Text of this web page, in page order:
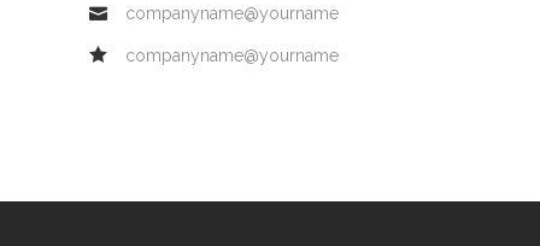
companyname@yourname
companyname@yourname